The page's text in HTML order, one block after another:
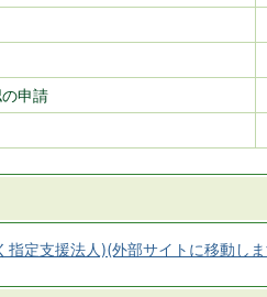
申請
定支援法人)(外部サイトに移動し